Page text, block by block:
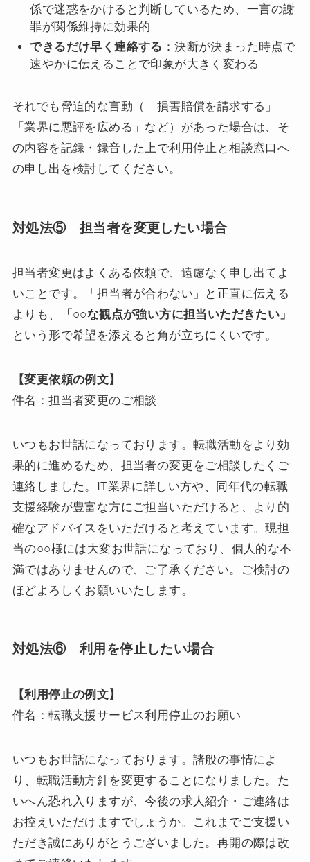
係で迷惑をかけると判断しているため、一言の謝
罪が関係維持に効果的
できるだけ早く連絡する ：決断が決まった時点で
速やかに伝えることで印象が大きく変わる
それでも脅迫的な言動（「損害賠償を請求する」
「業界に悪評を広める」など）があった場合は、そ
の内容を記録・録音した上で利用停止と相談窓口へ
の申し出を検討してください。
対処法⑤ 担当者を変更したい場合
担当者変更はよくある依頼で、遠慮なく申し出てよ
いことです。「担当者が合わない」と正直に伝える
よりも、
「○○な観点が強い方に担当いただきたい」
という形で希望を添えると角が立ちにくいです。
【変更依頼の例文】
件名：担当者変更のご相談
いつもお世話になっております。転職活動をより効
果的に進めるため、担当者の変更をご相談したくご
連絡しました。IT業界に詳しい方や、同年代の転職
支援経験が豊富な方にご担当いただけると、より的
確なアドバイスをいただけると考えています。現担
当の○○様には大変お世話になっており、個人的な不
満ではありませんので、ご了承ください。ご検討の
ほどよろしくお願いいたします。
対処法⑥ 利用を停止したい場合
【利用停止の例文】
件名：転職支援サービス利用停止のお願い
いつもお世話になっております。諸般の事情によ
り、転職活動方針を変更することになりました。た
いへん恐れ入りますが、今後の求人紹介・ご連絡は
お控えいただけますでしょうか。これまでご支援い
ただき誠にありがとうございました。再開の際は改